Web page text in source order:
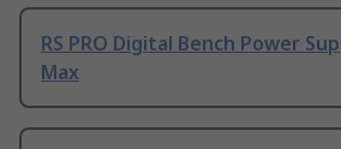
RS PRO Digital Bench Power
Max